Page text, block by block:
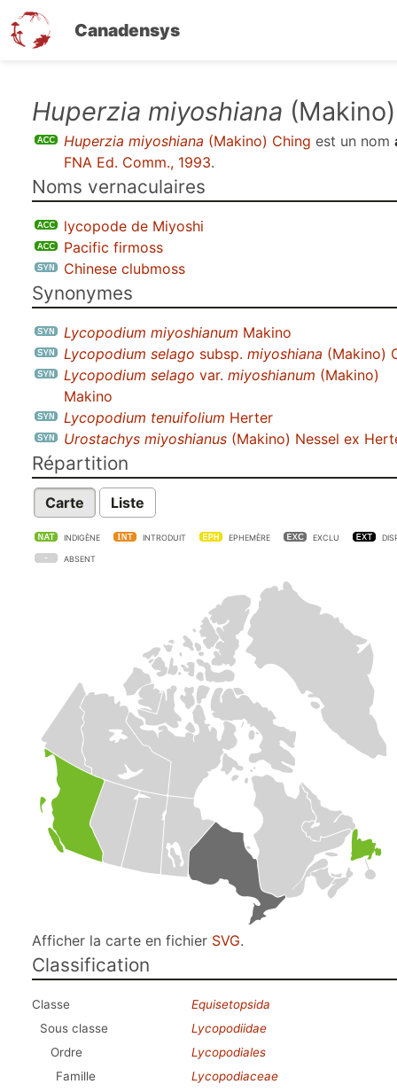
Canadensys
contenu
Huperzia miyoshiana
Huperzia miyoshiana (Makino) Ching est un nom
FNA Ed. Comm., 1993.
Noms vernaculaires
lycopode de Miyoshi
Pacific firmoss
Chinese clubmoss
Synonymes
Lycopodium miyoshianum Makino
Lycopodium selago subsp. miyoshiana (Makino)
Lycopodium selago var. miyoshianum (Makino)
Makino
Lycopodium tenuifolium Herter
Urostachys miyoshianus (Makino) Nessel ex
Répartition
Carte Liste
INDIGÈNE INTRODUIT EPHEMÈRE EXCLU
ABSENT
Afficher la carte en fichier SVG.
Classification
Classe
Equisetopsida
Sous classe
Lycopodiidae
Ordre
Lycopodiales
Famille
Lycopodiaceae